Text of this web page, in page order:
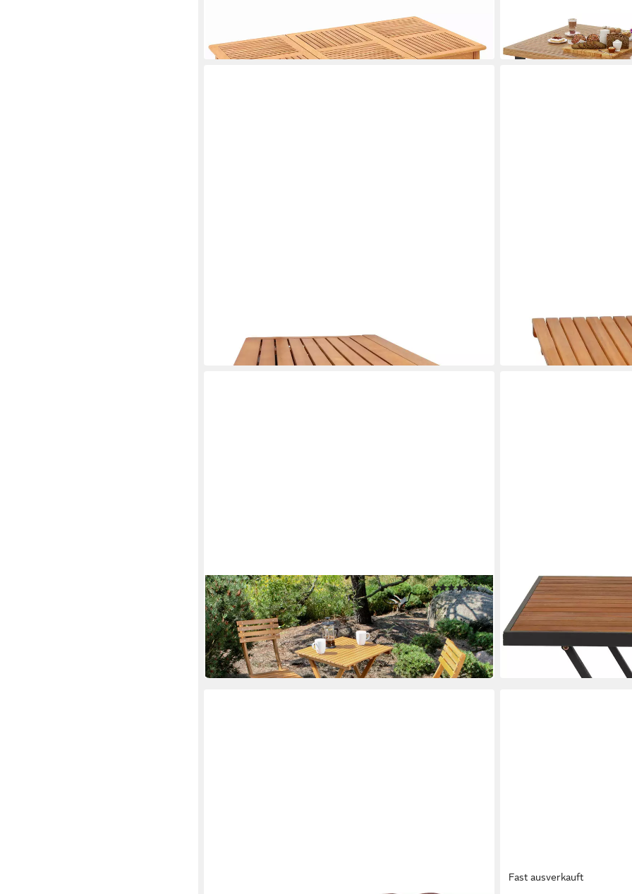
in 3-4 Werktagen bei dir in 4-5 Werktagen bei dir
49,95 €
in 3-4 Werktagen bei dir
55 x 72 x 55 cm
B/H/T
49,95 €
in 3-4 Werktagen bei dir
GARDEN PLEASURE
Gartentisch Balkontisch »ALAMEDA«
55 x 72 x 55 cm B/H/T
(2)
55,99 €
in 2-3 Werktagen bei dir
MERXX
Gartentisch Klapptisch
70 x 73,5 x 70 cm B/H/T
81,38 € UVP200,90 €
-59%
in 4-5 Werktagen bei dir
Fast ausverkauft